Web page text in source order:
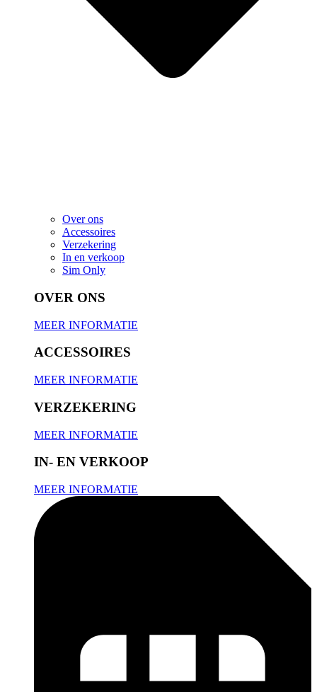
Over ons
Accessoires
Verzekering
In en verkoop
Sim Only
OVER ONS
MEER INFORMATIE
ACCESSOIRES
MEER INFORMATIE
VERZEKERING
MEER INFORMATIE
IN- EN VERKOOP
MEER INFORMATIE